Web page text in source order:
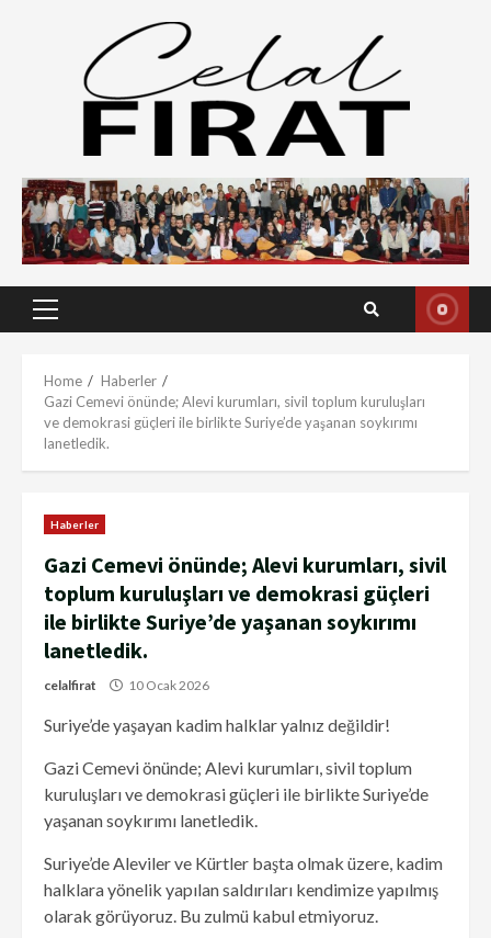
Primary
Home
Haberler
Gazi Cemevi önünde; Alevi kurumları, sivil toplum kuruluşları
ve demokrasi güçleri ile birlikte Suriye’de yaşanan soykırımı
lanetledik.
Haberler
Gazi Cemevi önünde; Alevi kurumları, sivil
toplum kuruluşları ve demokrasi güçleri
ile birlikte Suriye’de yaşanan soykırımı
lanetledik.
celalfirat 10 Ocak 2026
Suriye’de yaşayan kadim halklar yalnız değildir!
Gazi Cemevi önünde; Alevi kurumları, sivil toplum
kuruluşları ve demokrasi güçleri ile birlikte Suriye’de
yaşanan soykırımı lanetledik.
Suriye’de Aleviler ve Kürtler başta olmak üzere, kadim
halklara yönelik yapılan saldırıları kendimize yapılmış
olarak görüyoruz. Bu zulmü kabul etmiyoruz.